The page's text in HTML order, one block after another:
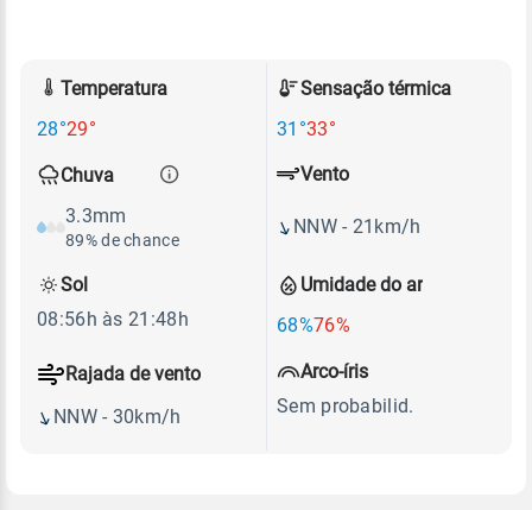
Temperatura
28°29°
Sensação térmica
31°33°
Chuva
3.3mm
89% de chance
Umidade do ar
68%76%
Vento
NNW - 21km/h
Rajada de vento
NNW - 30km/h
Sol
08:56h às 21:48h
Arco-íris
Sem probabilid.